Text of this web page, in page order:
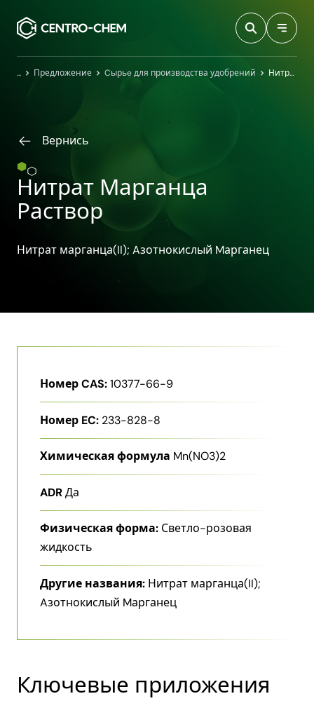
ГлавнаяПредложение Cырьe для производства удобрений Нитрат Марганца Раствор
Вернись
Нитрат Марганца
Раствор
Нитрат марганца(II); Aзотнокислый Mарганец
Номер CAS:10377-66-9
Номер EC: 233-828-8
Химическая формула Mn(NO3)2
ADRДа
Физическая форма: Светло-розовая
жидкость
Другие названия: Нитрат марганца(II);
Aзотнокислый Mарганец
Ключевые приложения